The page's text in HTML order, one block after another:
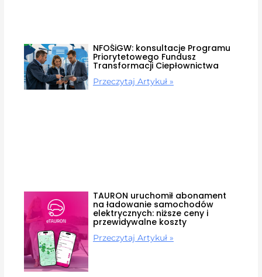
NFOŚiGW: konsultacje Programu
Priorytetowego Fundusz
Transformacji Ciepłownictwa
Przeczytaj Artykuł »
TAURON uruchomił abonament
na ładowanie samochodów
elektrycznych: niższe ceny i
przewidywalne koszty
Przeczytaj Artykuł »